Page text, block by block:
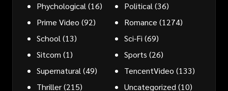
Phychological (16) Political (36)
Prime Video (92) Romance (1274)
School (13) Sci-Fi (69)
Sitcom (1) Sports (26)
Supernatural (49) TencentVideo (133)
Thriller(215) Uncategorized (10)